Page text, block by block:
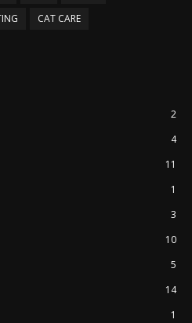
CAT CARE
2
4
11
1
3
10
5
14
1